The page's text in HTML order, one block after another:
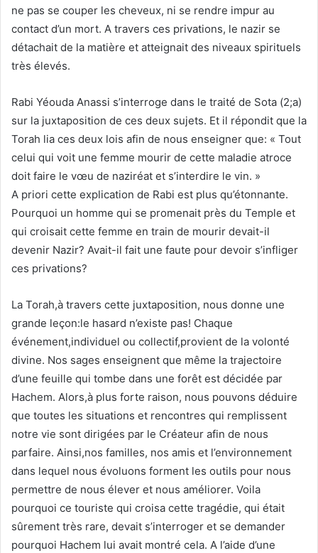
ne pas se couper les cheveux, ni se rendre impur au
contact d’un mort. A travers ces privations, le nazir se
détachait de la matière et atteignait des niveaux spirituels
très élevés.
Rabi Yéouda Anassi s’interroge dans le traité de Sota (2;a)
sur la juxtaposition de ces deux sujets. Et il répondit que la
Torah lia ces deux lois afin de nous enseigner que: « Tout
celui qui voit une femme mourir de cette maladie atroce
doit faire le vœu de naziréat et s’interdire le vin. »
A priori cette explication de Rabi est plus qu’étonnante.
Pourquoi un homme qui se promenait près du Temple et
qui croisait cette femme en train de mourir devait-il
devenir Nazir? Avait-il fait une faute pour devoir s’infliger
ces privations?
La Torah,à travers cette juxtaposition, nous donne une
grande leçon:le hasard n’existe pas! Chaque
événement,individuel ou collectif,provient de la volonté
divine. Nos sages enseignent que même la trajectoire
d’une feuille qui tombe dans une forêt est décidée par
Hachem. Alors,à plus forte raison, nous pouvons déduire
que toutes les situations et rencontres qui remplissent
notre vie sont dirigées par le Créateur afin de nous
parfaire. Ainsi,nos familles, nos amis et l’environnement
dans lequel nous évoluons forment les outils pour nous
permettre de nous élever et nous améliorer. Voila
pourquoi ce touriste qui croisa cette tragédie, qui était
sûrement très rare, devait s’interroger et se demander
pourquoi Hachem lui avait montré cela. A l’aide d’une